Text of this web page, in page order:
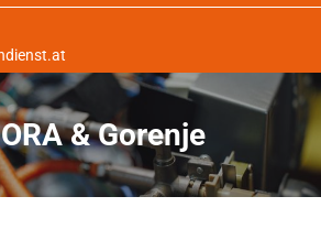
& Gorenje